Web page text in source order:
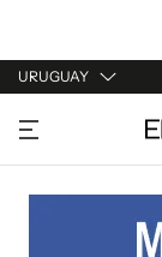
URUGUAY
URUGUAY
ARGENTINA